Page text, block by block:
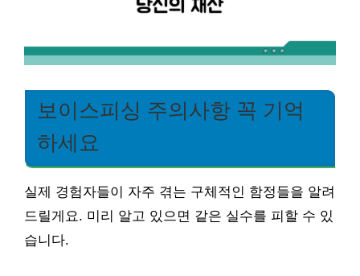
보이스피싱 주의사항 꼭 기억
하세요
실제 경험자들이 자주 겪는 구체적인 함정들을 알려
드릴게요. 미리 알고 있으면 같은 실수를 피할 수 있
습니다.